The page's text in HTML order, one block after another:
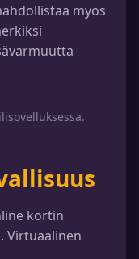
myös
kortin
Virtuaalinen